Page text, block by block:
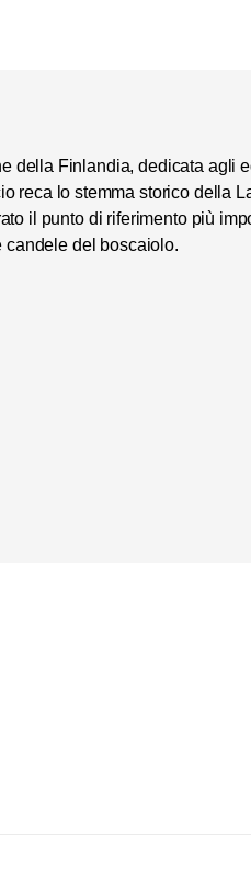
della Finlandia, dedicata agli
reca lo stemma storico della
il punto di riferimento più
candele del boscaiolo.